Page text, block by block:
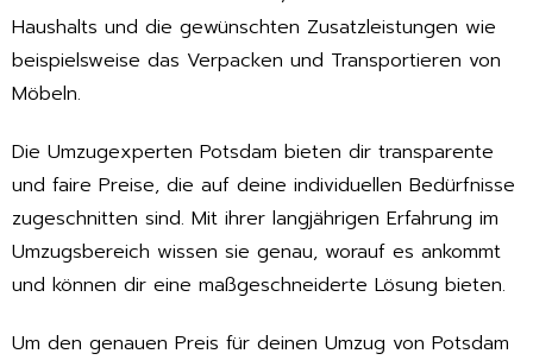
Haushalts und die gewünschten Zusatzleistungen wie
beispielsweise das Verpacken und Transportieren von
Möbeln.
Die Umzugexperten Potsdam bieten dir transparente
und faire Preise, die auf deine individuellen Bedürfnisse
zugeschnitten sind. Mit ihrer langjährigen Erfahrung im
Umzugsbereich wissen sie genau, worauf es ankommt
und können dir eine maßgeschneiderte Lösung bieten.
Um den genauen Preis für deinen Umzug von Potsdam